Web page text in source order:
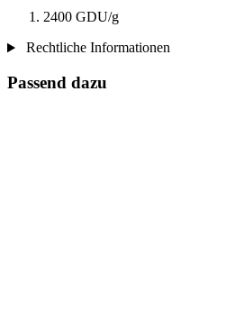
2400 GDU/g
Rechtliche Informationen
Passend dazu